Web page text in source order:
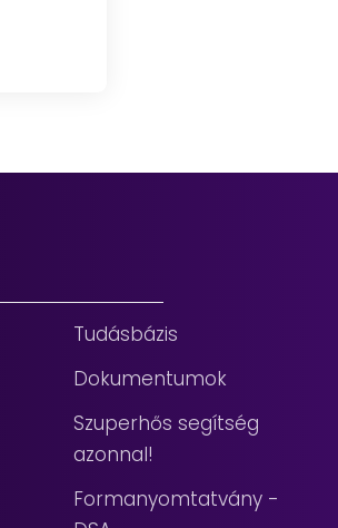
Tudásbázis
Dokumentumok
Szuperhős segítség
azonnal!
Formanyomtatvány -